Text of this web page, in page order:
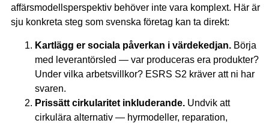
affärsmodellsperspektiv behöver inte vara komplext. Här är
sju konkreta steg som svenska företag kan ta direkt:
Kartlägg er sociala påverkan i värdekedjan. Börja
med leverantörsled — var produceras era produkter?
Under vilka arbetsvillkor? ESRS S2 kräver att ni har
svaren.
Prissätt cirkularitet inkluderande. Undvik att
cirkulära alternativ — hyrmodeller, reparation,